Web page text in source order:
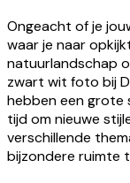
Ongeacht of je
waar je naar
natuurlandschap
zwart wit foto bij
hebben een grote
tijd om nieuwe
verschillende
bijzondere ruimte